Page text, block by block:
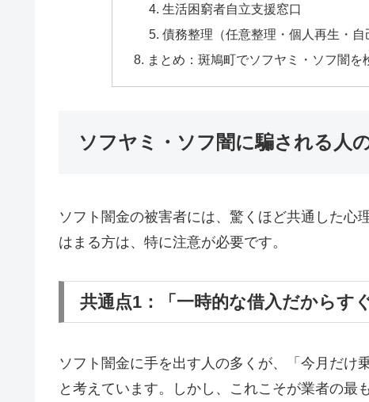
生活困窮者自立支援窓口
債務整理（任意整理・個人再生・自
まとめ：斑鳩町でソフヤミ・ソフ闇を
ソフヤミ・ソフ闇に騙される人
ソフト闇金の被害者には、驚くほど共通した心
はまる方は、特に注意が必要です。
共通点1：「一時的な借入だからす
ソフト闇金に手を出す人の多くが、「今月だけ
と考えています。しかし、これこそが業者の最